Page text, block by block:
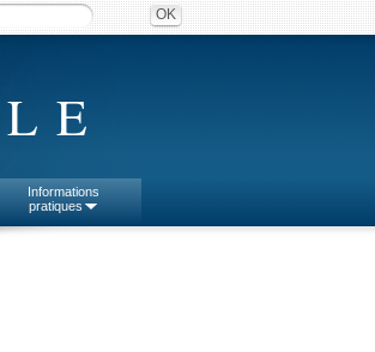
Informations
pratiques